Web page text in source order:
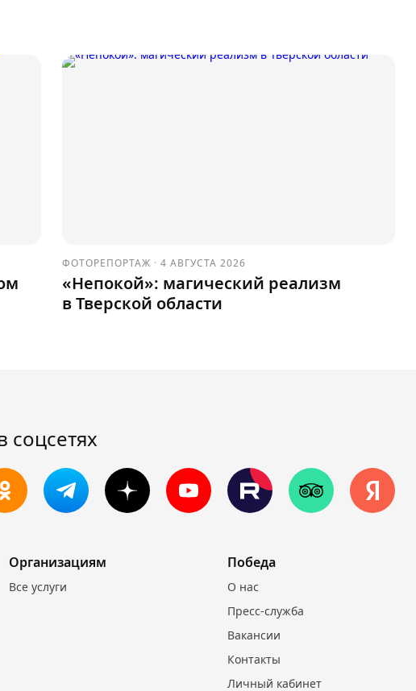
ФОТОРЕПОРТАЖ · 4 АВГУСТА 2026
«Непокой»: магический реализм
в Тверской области
соцсетях
Организациям
Все услуги
Победа
О нас
Пресс-служба
Вакансии
Контакты
Личный кабинет